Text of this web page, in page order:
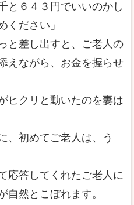
と６４３円でいいのかし
ください」
と差し出すと、ご老人の
えながら、お金を握らせ
ヒクリと動いたのを妻は
、初めてご老人は、う
応答してくれたご老人に
自然とこぼれます。